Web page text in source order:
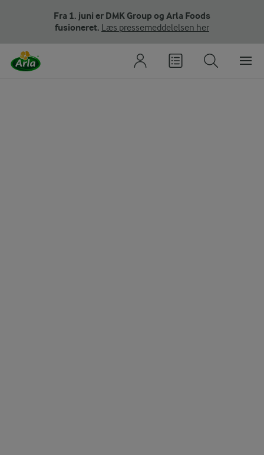
Fra 1. juni er DMK Group og Arla Foods
fusioneret. Læs pressemeddelelsen her